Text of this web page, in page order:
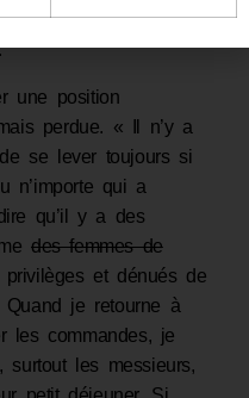
désirée : iel était « en
une position
perdue. « Il n’y a
se lever toujours si
n’importe qui a
qu’il y a des
des femmes de
et dénués de
Quand je retourne à
les commandes, je
surtout les messieurs,